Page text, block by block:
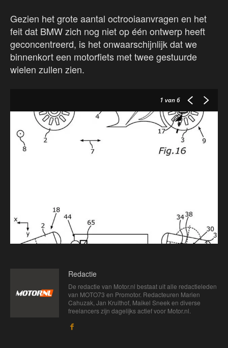
Gezien het grote aantal octrooiaanvragen en het
feit dat BMW zich nog niet op één ontwerp heeft
geconcentreerd, is het onwaarschijnlijk dat we
binnenkort een motorfiets met twee gestuurde
wielen zullen zien.
1 van 6
Redactie
De redactie van Motor.nl bestaat uit alle redactieleden
van MOTO73 en Promotor. Redacteuren Marien
Cahuzak, Jan Kruithof, Maikel Sneek en diverse
freelancers zijn dagelijks actief voor Motor.nl.